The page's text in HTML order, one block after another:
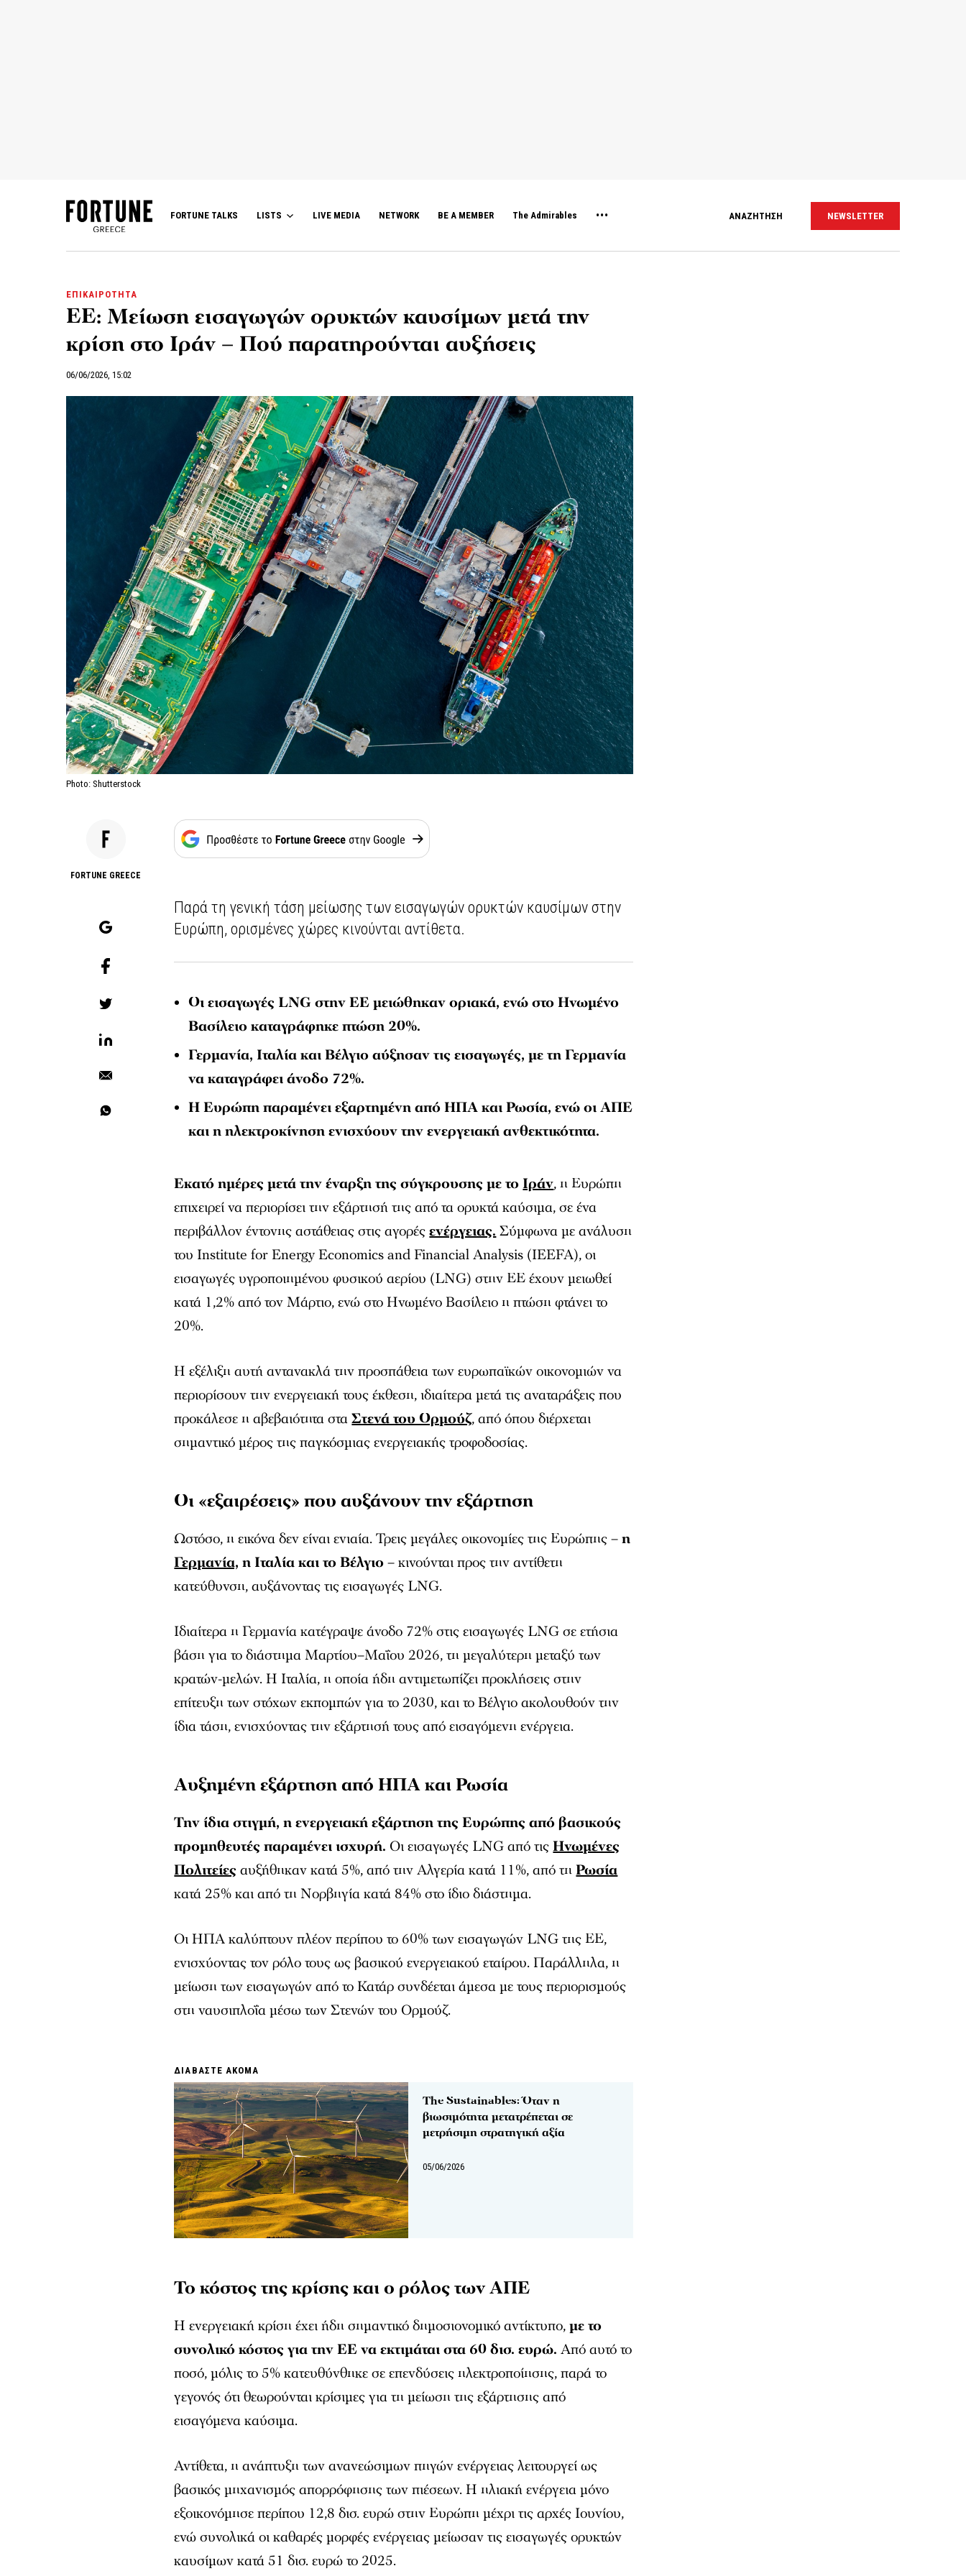
FORTUNE TALKS LISTS LIVE MEDIA NETWORK BE A MEMBER The Admirables ΑΝΑΖΗΤΗΣΗ NEWSLETTER
ΕΠΙΚΑΙΡΟΤΗΤΑ
ΕΕ: Μείωση εισαγωγών ορυκτών καυσίμων μετά την
κρίση στο Ιράν – Πού παρατηρούνται αυξήσεις
06/06/2026, 15:02
Photo: Shutterstock
FORTUNE GREECE
Παρά τη γενική τάση μείωσης των εισαγωγών ορυκτών καυσίμων στην
Ευρώπη, ορισμένες χώρες κινούνται αντίθετα.
Οι εισαγωγές LNG στην ΕΕ μειώθηκαν οριακά, ενώ στο Ηνωμένο
Βασίλειο καταγράφηκε πτώση 20%.
Γερμανία, Ιταλία και Βέλγιο αύξησαν τις εισαγωγές, με τη Γερμανία
να καταγράφει άνοδο 72%.
Η Ευρώπη παραμένει εξαρτημένη από ΗΠΑ και Ρωσία, ενώ οι ΑΠΕ
και η ηλεκτροκίνηση ενισχύουν την ενεργειακή ανθεκτικότητα.
Εκατό ημέρες μετά την έναρξη της σύγκρουσης με το Ιράν, η Ευρώπη
επιχειρεί να περιορίσει την εξάρτησή της από τα ορυκτά καύσιμα, σε ένα
περιβάλλον έντονης αστάθειας στις αγορέςενέργειας. Σύμφωνα με ανάλυση
του Institute for Energy Economics and Financial Analysis (IEEFA), οι
εισαγωγές υγροποιημένου φυσικού αερίου (LNG) στην ΕΕ έχουν μειωθεί
κατά 1,2% από τον Μάρτιο, ενώ στο Ηνωμένο Βασίλειο η πτώση φτάνει το
20%.
Η εξέλιξη αυτή αντανακλά την προσπάθεια των ευρωπαϊκών οικονομιών να
περιορίσουν την ενεργειακή τους έκθεση, ιδιαίτερα μετά τις αναταράξεις που
προκάλεσε η αβεβαιότητα σταΣτενά του Ορμούζ, από όπου διέρχεται
σημαντικό μέρος της παγκόσμιας ενεργειακής τροφοδοσίας.
Οι «εξαιρέσεις» που αυξάνουν την εξάρτηση
Ωστόσο, η εικόνα δεν είναι ενιαία. Τρεις μεγάλες οικονομίες της Ευρώπης –η
Γερμανία, η Ιταλία και το Βέλγιο– κινούνται προς την αντίθετη
κατεύθυνση, αυξάνοντας τις εισαγωγές LNG.
Ιδιαίτερα η Γερμανία κατέγραψε άνοδο 72% στις εισαγωγές LNG σε ετήσια
βάση για το διάστημα Μαρτίου–Μαΐου 2026, τη μεγαλύτερη μεταξύ των
κρατών-μελών. Η Ιταλία, η οποία ήδη αντιμετωπίζει προκλήσεις στην
επίτευξη των στόχων εκπομπών για το 2030, και το Βέλγιο ακολουθούν την
ίδια τάση, ενισχύοντας την εξάρτησή τους από εισαγόμενη ενέργεια.
Αυξημένη εξάρτηση από ΗΠΑ και Ρωσία
Την ίδια στιγμή, η ενεργειακή εξάρτηση της Ευρώπης από βασικούς
προμηθευτές παραμένει ισχυρή. Οι εισαγωγές LNG από τιςΗνωμένες
Πολιτείες αυξήθηκαν κατά 5%, από την Αλγερία κατά 11%, από τηΡωσία
κατά 25% και από τη Νορβηγία κατά 84% στο ίδιο διάστημα.
Οι ΗΠΑ καλύπτουν πλέον περίπου το 60% των εισαγωγών LNG της ΕΕ,
ενισχύοντας τον ρόλο τους ως βασικού ενεργειακού εταίρου. Παράλληλα, η
μείωση των εισαγωγών από το Κατάρ συνδέεται άμεσα με τους περιορισμούς
στη ναυσιπλοΐα μέσω των Στενών του Ορμούζ.
ΔΙΑΒΑΣΤΕ ΑΚΟΜΑ
The Sustainables: Όταν η
βιωσιμότητα μετατρέπεται σε
μετρήσιμη στρατηγική αξία
05/06/2026
Το κόστος της κρίσης και ο ρόλος των ΑΠΕ
Η ενεργειακή κρίση έχει ήδη σημαντικό δημοσιονομικό αντίκτυπο,με το
συνολικό κόστος για την ΕΕ να εκτιμάται στα 60 δισ. ευρώ. Από αυτό το
ποσό, μόλις το 5% κατευθύνθηκε σε επενδύσεις ηλεκτροποίησης, παρά το
γεγονός ότι θεωρούνται κρίσιμες για τη μείωση της εξάρτησης από
εισαγόμενα καύσιμα.
Αντίθετα, η ανάπτυξη των ανανεώσιμων πηγών ενέργειας λειτουργεί ως
βασικός μηχανισμός απορρόφησης των πιέσεων. Η ηλιακή ενέργεια μόνο
εξοικονόμησε περίπου 12,8 δισ. ευρώ στην Ευρώπη μέχρι τις αρχές Ιουνίου,
ενώ συνολικά οι καθαρές μορφές ενέργειας μείωσαν τις εισαγωγές ορυκτών
καυσίμων κατά 51 δισ. ευρώ το 2025.